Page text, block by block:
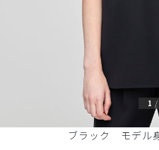
ブラック モデル
1 /